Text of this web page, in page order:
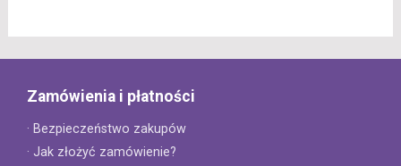
Zamówienia i płatności
· Bezpieczeństwo zakupów
· Jak złożyć zamówienie?